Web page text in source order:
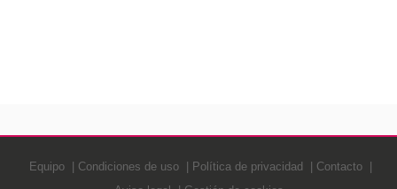
Equipo Condiciones de uso Política de privacidad
Contacto